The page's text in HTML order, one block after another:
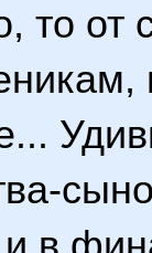
то от